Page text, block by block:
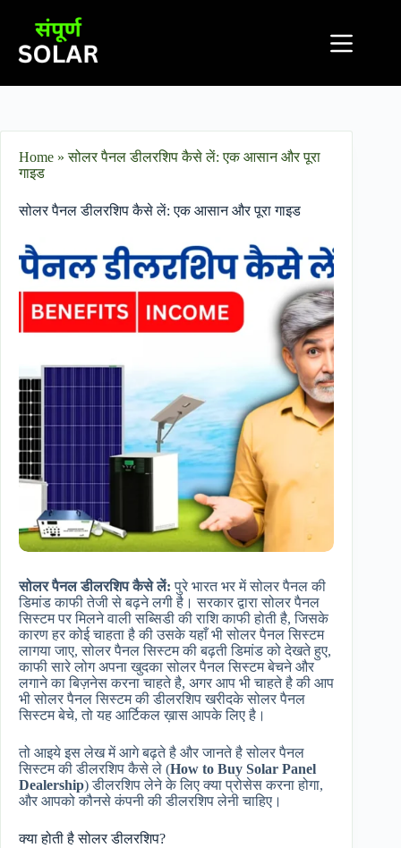
Home »सोलर पैनल डीलरशिप कैसे लें: एक आसान और पूरा
गाइड
सोलर पैनल डीलरशिप कैसे लें: एक आसान और पूरा गाइड
सोलर पैनल डीलरशिप कैसे लें: पुरे भारत भर में सोलर पैनल की
डिमांड काफी तेजी से बढ़ने लगी है। सरकार द्वारा सोलर पैनल
सिस्टम पर मिलने वाली सब्सिडी की राशि काफी होती है, जिसके
कारण हर कोई चाहता है की उसके यहाँ भी सोलर पैनल सिस्टम
लागया जाए, सोलर पैनल सिस्टम की बढ़ती डिमांड को देखते हुए,
काफी सारे लोग अपना खुदका सोलर पैनल सिस्टम बेचने और
लगाने का बिज़नेस करना चाहते है, अगर आप भी चाहते है की आप
भी सोलर पैनल सिस्टम की डीलरशिप खरीदके सोलर पैनल
सिस्टम बेचे, तो यह आर्टिकल ख़ास आपके लिए है।
तो आइये इस लेख में आगे बढ़ते है और जानते है सोलर पैनल
सिस्टम की डीलरशिप कैसे ले (How to Buy Solar Panel
Dealership) डीलरशिप लेने के लिए क्या प्रोसेस करना होगा,
और आपको कौनसे कंपनी की डीलरशिप लेनी चाहिए।
क्या होती है सोलर डीलरशिप?